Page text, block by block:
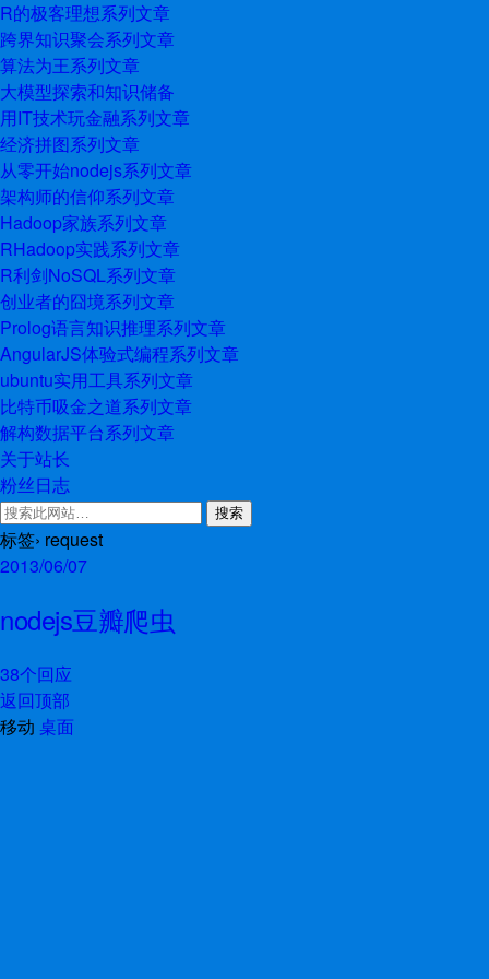
R的极客理想系列文章
跨界知识聚会系列文章
算法为王系列文章
大模型探索和知识储备
用IT技术玩金融系列文章
经济拼图系列文章
从零开始nodejs系列文章
架构师的信仰系列文章
Hadoop家族系列文章
RHadoop实践系列文章
R利剑NoSQL系列文章
创业者的囧境系列文章
Prolog语言知识推理系列文章
AngularJS体验式编程系列文章
ubuntu实用工具系列文章
比特币吸金之道系列文章
解构数据平台系列文章
关于站长
粉丝日志
标签› request
2013/06/07
nodejs豆瓣爬虫
38个回应
返回顶部
移动 桌面